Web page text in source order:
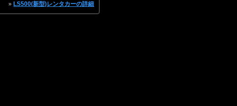
» LS500(新型)レンタカーの詳細